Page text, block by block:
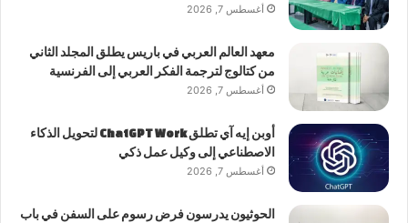
أغسطس 7, 2026
معهد العالم العربي في باريس يطلق المجلد الثاني
من كتالوج لترجمة الفكر العربي إلى الفرنسية
أغسطس 7, 2026
أوبن إيه آي تطلق ChatGPT Work لتحويل الذكاء
الاصطناعي إلى وكيل عمل ذكي
أغسطس 7, 2026
الحوثيون يدرسون فرض رسوم على السفن في باب